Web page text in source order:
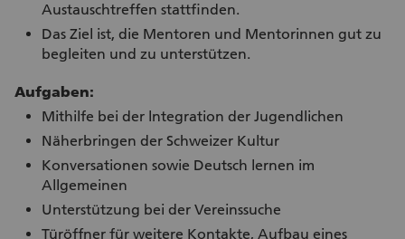
Austauschtreffen stattfinden.
Das Ziel ist, die Mentoren und Mentorinnen gut zu
begleiten und zu unterstützen.
Aufgaben:
Mithilfe bei der lntegration der Jugendlichen
Näherbringen der Schweizer Kultur
Konversationen sowie Deutsch lernen im
Allgemeinen
Unterstützung bei der Vereinssuche
Türöffner für weitere Kontakte, Aufbau eines